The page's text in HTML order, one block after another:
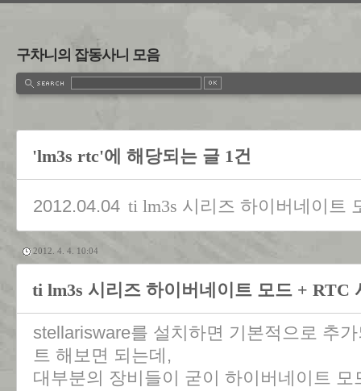
구차니의 잡동사니 모음
'lm3s rtc'에 해당되는 글 1건
2012.04.04 ti lm3s 시리즈 하이버네이트
2012. 4. 4. 10:04
ti lm3s 시리즈 하이버네이트 모드 + RTC
stellarisware를 설치하면 기본적으로 추
트 해보면 되는데,
대부분의 장비들이 굳이 하이버네이트